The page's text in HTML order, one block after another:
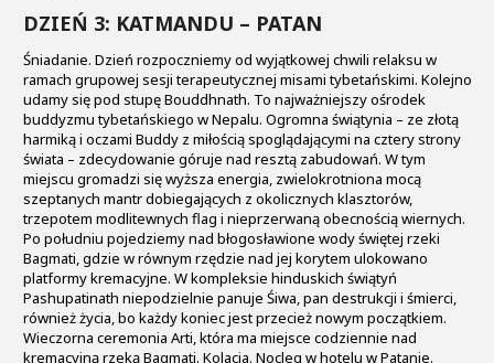
DZIEŃ 3: KATMANDU – PATAN
Śniadanie. Dzień rozpoczniemy od wyjątkowej chwili relaksu w
ramach grupowej sesji terapeutycznej misami tybetańskimi. Kolejno
udamy się pod stupę Bouddhnath. To najważniejszy ośrodek
buddyzmu tybetańskiego w Nepalu. Ogromna świątynia – ze złotą
harmiką i oczami Buddy z miłością spoglądającymi na cztery strony
świata – zdecydowanie góruje nad resztą zabudowań. W tym
miejscu gromadzi się wyższa energia, zwielokrotniona mocą
szeptanych mantr dobiegających z okolicznych klasztorów,
trzepotem modlitewnych flag i nieprzerwaną obecnością wiernych.
Po południu pojedziemy nad błogosławione wody świętej rzeki
Bagmati, gdzie w równym rzędzie nad jej korytem ulokowano
platformy kremacyjne. W kompleksie hinduskich świątyń
Pashupatinath niepodzielnie panuje Śiwa, pan destrukcji i śmierci,
również życia, bo każdy koniec jest przecież nowym początkiem.
Wieczorna ceremonia Arti, która ma miejsce codziennie nad
kremacyjną rzeką Bagmati. Kolacja. Nocleg w hotelu w Patanie.